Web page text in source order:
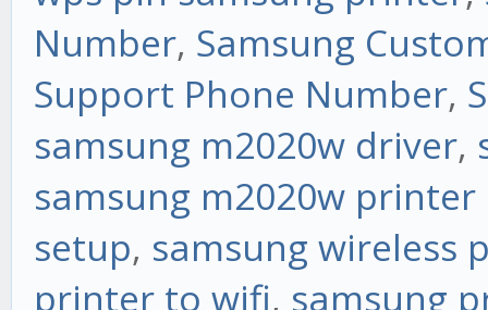
Number, Samsung
Support Phone Number,
samsung m2020w driver,
samsung m2020w
setup, samsung wireless
printer to wifi, samsung